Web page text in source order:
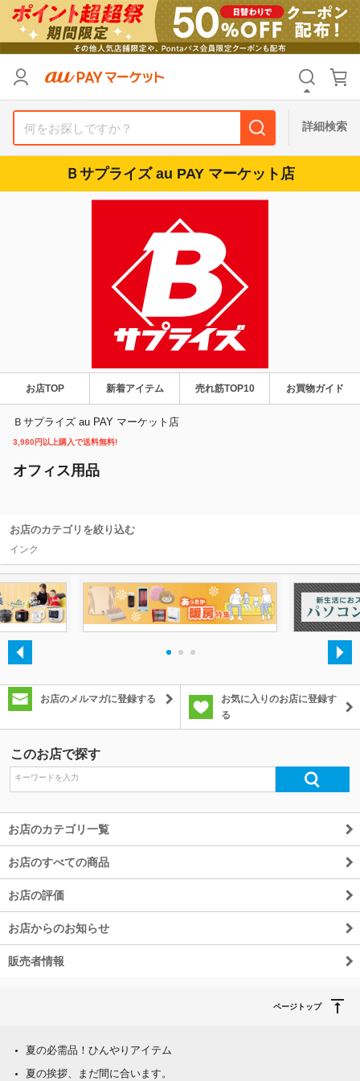
詳細検索
Ｂサプライズ au PAY マーケット店
お店TOP 新着アイテム 売れ筋TOP10 お買物ガイド
Ｂサプライズ au PAY マーケット店
3,980円以上購入で送料無料!
オフィス用品
お店のカテゴリを絞り込む
インク
お店のメルマガに登録する
お気に入りのお店に登録す
る
このお店で探す
お店のカテゴリ一覧
お店のすべての商品
お店の評価
お店からのお知らせ
販売者情報
ページトップ
夏の必需品！ひんやりアイテム
夏の挨拶、まだ間に合います。
支払い方法
Pontaパス特典対象すべて ポイントUPセレクトのみ
サンキュー配送対象 レビューキャンペーン
除外ワード